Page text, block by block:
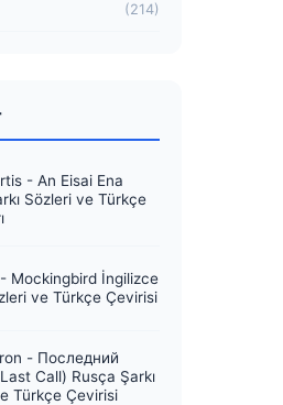
(214)
- An Eisai Ena
Sözleri ve Türkçe
Mockingbird İngilizce
ve Türkçe Çevirisi
- Последний
Call) Rusça Şarkı
Türkçe Çevirisi